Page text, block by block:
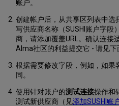
账户。
创建帐户后，从共享区列表中选
写供应商名称（SUSHI账户字段
商，请添加覆盖URL。确认连接
Alma社区的利益提交它 - 请见下
根据需要修改字段，例如，如果
同。
使用针对账户的测试连接操作和
测试新供应商（见添加SUSHI账